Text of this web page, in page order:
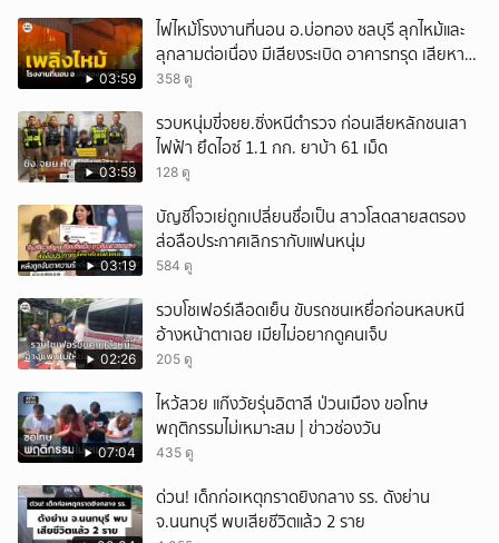
03:59
ไฟไหม้โรงงานที่นอน อ.บ่อทอง ชลบุรี ลุกไหม้และ
ลุกลามต่อเนื่อง มีเสียงระเบิด อาคารทรุด เสียหาย
หนัก
358 ดู
03:59
รวบหนุ่มขี่จยย.ซิ่งหนีตำรวจ ก่อนเสียหลักชนเสา
ไฟฟ้า ยึดไอซ์ 1.1 กก. ยาบ้า 61 เม็ด
128 ดู
03:19
บัญชีโจวเย่ถูกเปลี่ยนชื่อเป็น สาวโสดสายสตรอง
ส่อลือประกาศเลิกรากับแฟนหนุ่ม
584 ดู
02:26
รวบโชเฟอร์เลือดเย็น ขับรถชนเหยื่อก่อนหลบหนี
อ้างหน้าตาเฉย เมียไม่อยากดูคนเจ็บ
205 ดู
07:04
ไหว้สวย แก๊งวัยรุ่นอิตาลี ป่วนเมือง ขอโทษ
พฤติกรรมไม่เหมาะสม | ข่าวช่องวัน
435 ดู
ด่วน! เด็กก่อเหตุกราดยิงกลาง รร. ดังย่าน
จ.นนทบุรี พบเสียชีวิตแล้ว 2 ราย